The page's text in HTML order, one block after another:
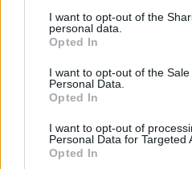
not limited to your visit or usage
grant or deny consent to
use your data for below
consent section.
I want to opt-out of the
personal data.
Opted In
I want to opt-out of the
Personal Data.
Opted In
I want to opt-out of
Personal Data for Targeted
Opted In
“Man pat
palika!”
uziet ļoti